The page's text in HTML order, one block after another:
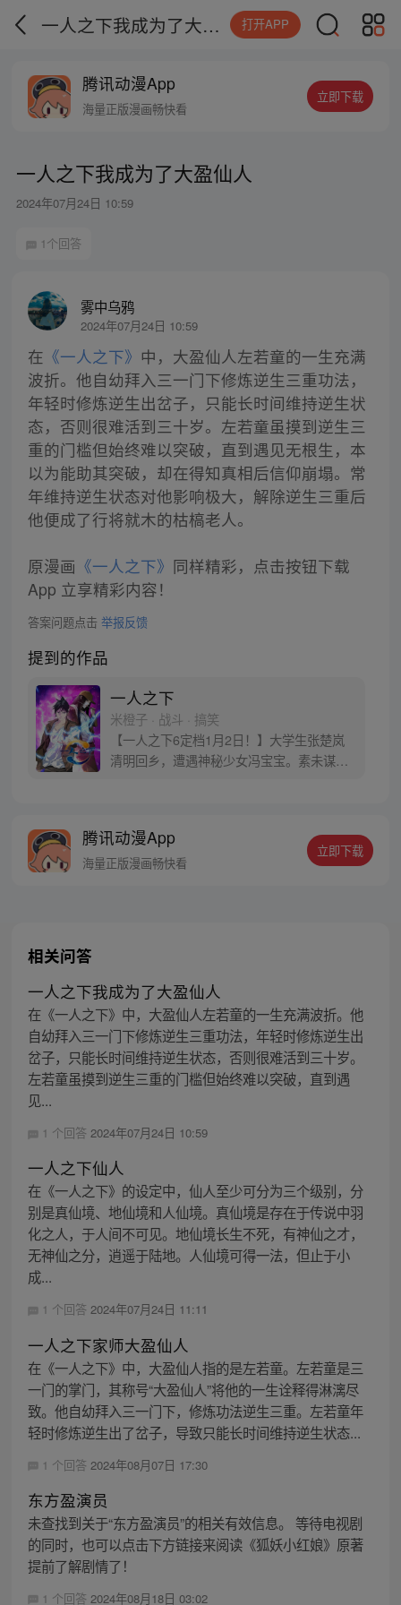
一人之下我成为了大盈仙人 打开APP
腾讯动漫App
海量正版漫画畅快看
立即下载
一人之下我成为了大盈仙人
2024年07月24日 10:59
1个回答
雾中乌鸦
2024年07月24日 10:59
在 《一人之下》 中，大盈仙人左若童的一生充满
波折。他自幼拜入三一门下修炼逆生三重功法，
年轻时修炼逆生出岔子，只能长时间维持逆生状
态，否则很难活到三十岁。左若童虽摸到逆生三
重的门槛但始终难以突破，直到遇见无根生，本
以为能助其突破，却在得知真相后信仰崩塌。常
年维持逆生状态对他影响极大，解除逆生三重后
他便成了行将就木的枯槁老人。
原漫画 《一人之下》 同样精彩，点击按钮下载
App 立享精彩内容！
答案问题点击 举报反馈
提到的作品
一人之下
米橙子 · 战斗 · 搞笑
【一人之下6定档1月2日！】大学生张楚岚
清明回乡，遭遇神秘少女冯宝宝。素未谋面
密，张楚岚的生活被彻底颠覆，与冯宝宝一
同踏上“异人”之旅。
腾讯动漫App
海量正版漫画畅快看
立即下载
相关问答
一人之下我成为了大盈仙人
在《一人之下》中，大盈仙人左若童的一生充满波折。他
自幼拜入三一门下修炼逆生三重功法，年轻时修炼逆生出
岔子，只能长时间维持逆生状态，否则很难活到三十岁。
左若童虽摸到逆生三重的门槛但始终难以突破，直到遇
见...
1 个回答 2024年07月24日 10:59
一人之下仙人
在《一人之下》的设定中，仙人至少可分为三个级别，分
别是真仙境、地仙境和人仙境。真仙境是存在于传说中羽
化之人，于人间不可见。地仙境长生不死，有神仙之才，
无神仙之分，逍遥于陆地。人仙境可得一法，但止于小
成...
1 个回答 2024年07月24日 11:11
一人之下家师大盈仙人
在《一人之下》中，大盈仙人指的是左若童。左若童是三
一门的掌门，其称号“大盈仙人”将他的一生诠释得淋漓尽
致。他自幼拜入三一门下，修炼功法逆生三重。左若童年
轻时修炼逆生出了岔子，导致只能长时间维持逆生状态...
1 个回答 2024年08月07日 17:30
东方盈演员
未查找到关于“东方盈演员”的相关有效信息。 等待电视剧
的同时，也可以点击下方链接来阅读《狐妖小红娘》原著
提前了解剧情了！
1 个回答 2024年08月18日 03:02